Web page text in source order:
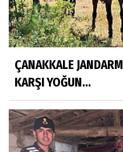
ÇANAKKALE
KARŞI YOĞUN...